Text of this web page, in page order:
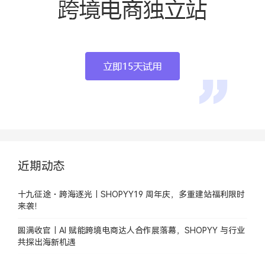
近期动态
十九征途・跨海逐光｜SHOPYY19 周年庆，多重建站福利限时
来袭！
圆满收官｜AI 赋能跨境电商达人合作展落幕，SHOPYY 与行业
共探出海新机遇